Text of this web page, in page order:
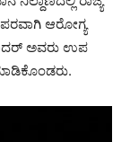
ಆರೋಗ್ಯ
ಅವರು ಉಪ